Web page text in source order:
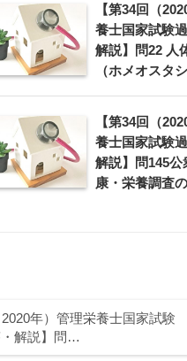
【第34回（
養士国家試験
解説】問22 人
（ホメオスタ
【第34回（
養士国家試験
解説】問145公
康・栄養調査の
2020年）管理栄養士国家試験
解説】問…